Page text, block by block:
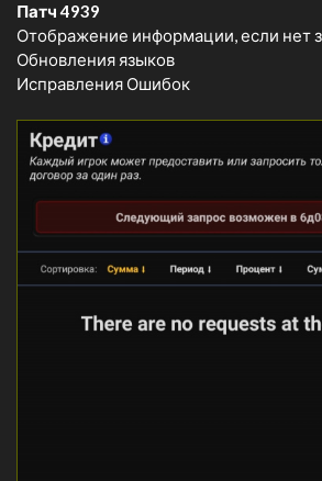
Патч 4939
Отображение информации, если нет
Обновления языков
Исправления Ошибок